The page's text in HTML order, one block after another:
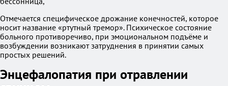
Отмечается специфическое дрожание конечностей, которое
носит название «ртутный тремор». Психическое состояние
больного противоречиво, при эмоциональном подъёме и
возбуждении возникают затруднения в принятии самых
простых решений.
Энцефалопатия при отравлении